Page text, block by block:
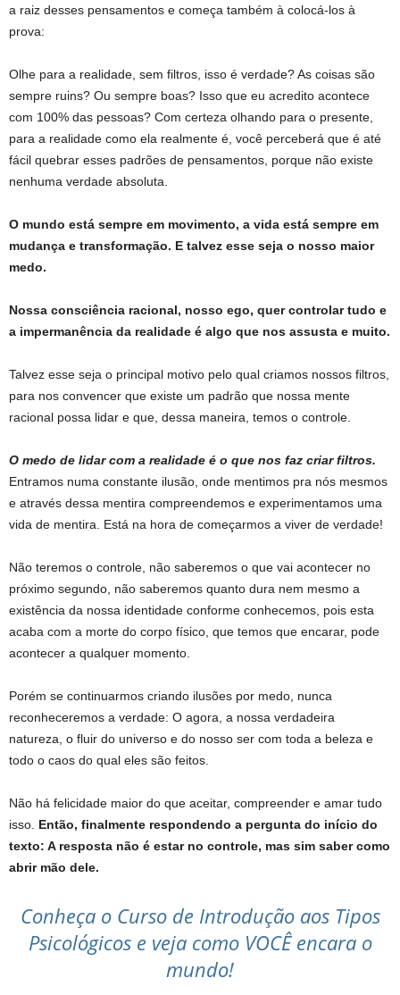
a raiz desses pensamentos e começa também à colocá-los à
prova:
Olhe para a realidade, sem filtros, isso é verdade? As coisas são
sempre ruins? Ou sempre boas? Isso que eu acredito acontece
com 100% das pessoas? Com certeza olhando para o presente,
para a realidade como ela realmente é, você perceberá que é até
fácil quebrar esses padrões de pensamentos, porque não existe
nenhuma verdade absoluta.
O mundo está sempre em movimento, a vida está sempre em
mudança e transformação. E talvez esse seja o nosso maior
medo.
Nossa consciência racional, nosso ego, quer controlar tudo e
a impermanência da realidade é algo que nos assusta e muito.
Talvez esse seja o principal motivo pelo qual criamos nossos filtros,
para nos convencer que existe um padrão que nossa mente
racional possa lidar e que, dessa maneira, temos o controle.
O medo de lidar com a realidade é o que nos faz criar filtros.
Entramos numa constante ilusão, onde mentimos pra nós mesmos
e através dessa mentira compreendemos e experimentamos uma
vida de mentira. Está na hora de começarmos a viver de verdade!
Não teremos o controle, não saberemos o que vai acontecer no
próximo segundo, não saberemos quanto dura nem mesmo a
existência da nossa identidade conforme conhecemos, pois esta
acaba com a morte do corpo físico, que temos que encarar, pode
acontecer a qualquer momento.
Porém se continuarmos criando ilusões por medo, nunca
reconheceremos a verdade: O agora, a nossa verdadeira
natureza, o fluir do universo e do nosso ser com toda a beleza e
todo o caos do qual eles são feitos.
Não há felicidade maior do que aceitar, compreender e amar tudo
isso. Então, finalmente respondendo a pergunta do início do
texto: A resposta não é estar no controle, mas sim saber como
abrir mão dele.
Conheça o Curso de Introdução aos Tipos
Psicológicos e veja como VOCÊ encara o
mundo!